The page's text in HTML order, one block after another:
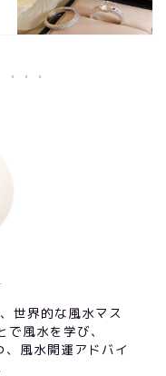
世界的な風水マス
風水を学び、
風水開運アドバイ